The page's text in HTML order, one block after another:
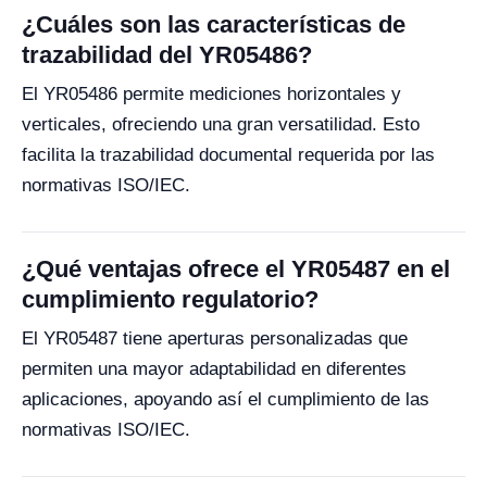
¿Cuáles son las características de
trazabilidad del YR05486?
El YR05486 permite mediciones horizontales y
verticales, ofreciendo una gran versatilidad. Esto
facilita la trazabilidad documental requerida por las
normativas ISO/IEC.
¿Qué ventajas ofrece el YR05487 en el
cumplimiento regulatorio?
El YR05487 tiene aperturas personalizadas que
permiten una mayor adaptabilidad en diferentes
aplicaciones, apoyando así el cumplimiento de las
normativas ISO/IEC.